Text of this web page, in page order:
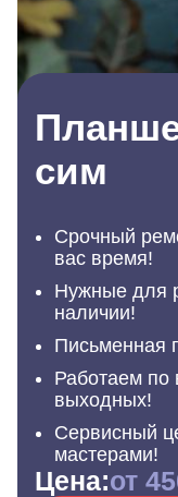
сим
Срочный
вас время!
Нужные для
наличии!
Письменная
Работаем по
выходных!
Сервисный
мастерами!
Цена:от